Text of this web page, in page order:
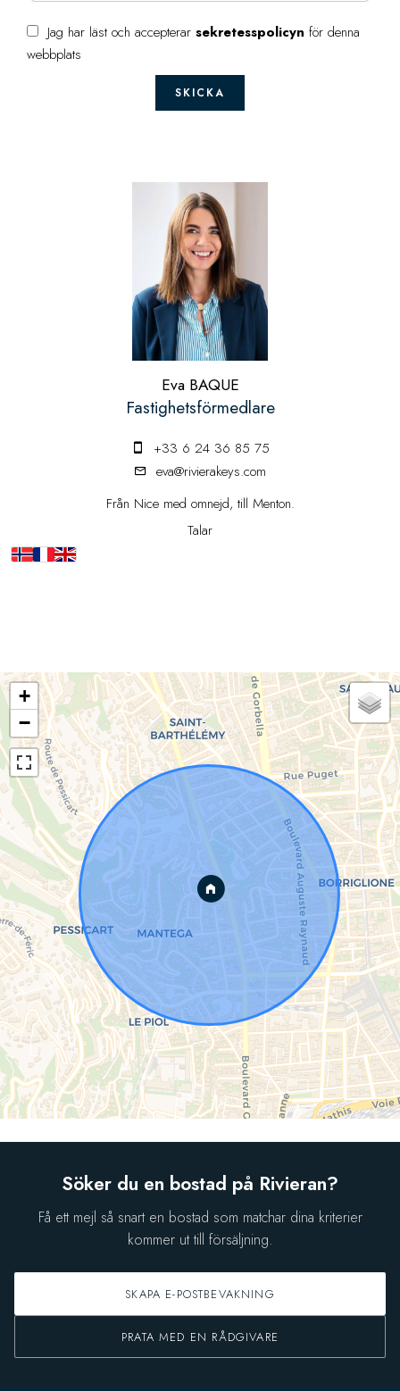
Jag har läst och accepterar sekretesspolicyn för denna
webbplats
SKICKA
Eva BAQUE
Fastighetsförmedlare
+33 6 24 36 85 75
eva@rivierakeys.com
Från Nice med omnejd, till Menton.
Talar
+
−
Söker du en bostad på Rivieran?
Få ett mejl så snart en bostad som matchar dina kriterier
kommer ut till försäljning.
SKAPA E-POSTBEVAKNING
PRATA MED EN RÅDGIVARE